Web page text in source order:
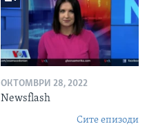
ОКТОМВРИ 28, 2022
Newsflash
Сите епизоди